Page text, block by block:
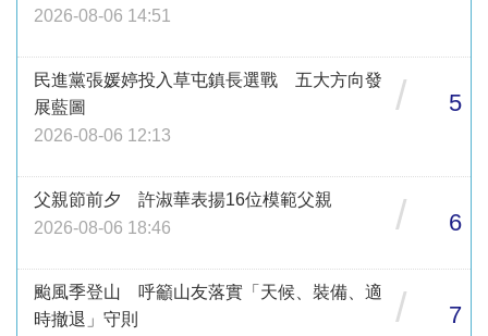
2026-08-06 14:51
民進黨張媛婷投入草屯鎮長選戰 五大方向發
展藍圖
2026-08-06 12:13
/ 5
父親節前夕 許淑華表揚16位模範父親
2026-08-06 18:46
/ 6
颱風季登山 呼籲山友落實「天候、裝備、適
時撤退」守則
/ 7